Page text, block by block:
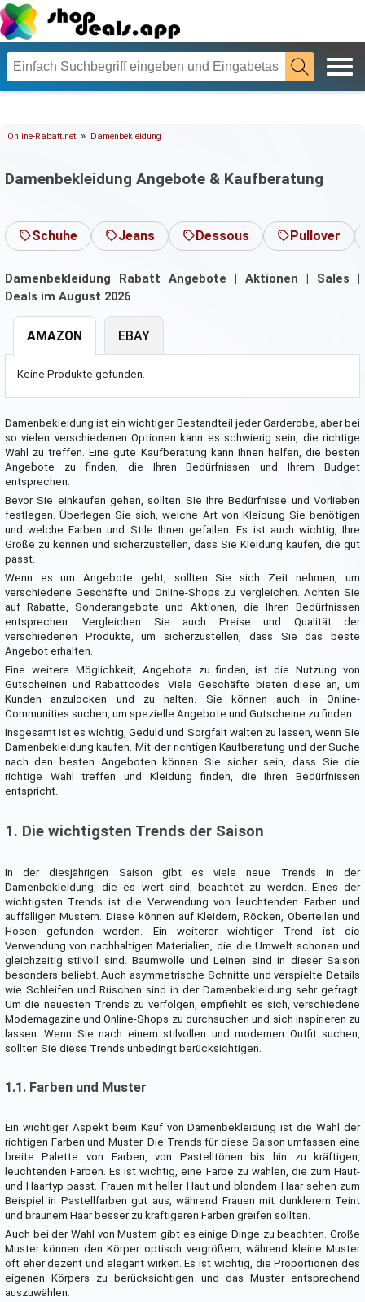
Online-Rabatt.net » Damenbekleidung
Damenbekleidung Angebote & Kaufberatung
Schuhe Jeans Dessous Pullover
Damenbekleidung Rabatt Angebote | Aktionen | Sales |
Deals im August 2026
AMAZON
Keine Produkte gefunden.
EBAY
Damenbekleidung ist ein wichtiger Bestandteil jeder Garderobe, aber bei
so vielen verschiedenen Optionen kann es schwierig sein, die richtige
Wahl zu treffen. Eine gute Kaufberatung kann Ihnen helfen, die besten
Angebote zu finden, die Ihren Bedürfnissen und Ihrem Budget
entsprechen.
Bevor Sie einkaufen gehen, sollten Sie Ihre Bedürfnisse und Vorlieben
festlegen. Überlegen Sie sich, welche Art von Kleidung Sie benötigen
und welche Farben und Stile Ihnen gefallen. Es ist auch wichtig, Ihre
Größe zu kennen und sicherzustellen, dass Sie Kleidung kaufen, die gut
passt.
Wenn es um Angebote geht, sollten Sie sich Zeit nehmen, um
verschiedene Geschäfte und Online-Shops zu vergleichen. Achten Sie
auf Rabatte, Sonderangebote und Aktionen, die Ihren Bedürfnissen
entsprechen. Vergleichen Sie auch Preise und Qualität der
verschiedenen Produkte, um sicherzustellen, dass Sie das beste
Angebot erhalten.
Eine weitere Möglichkeit, Angebote zu finden, ist die Nutzung von
Gutscheinen und Rabattcodes. Viele Geschäfte bieten diese an, um
Kunden anzulocken und zu halten. Sie können auch in Online-
Communities suchen, um spezielle Angebote und Gutscheine zu finden.
Insgesamt ist es wichtig, Geduld und Sorgfalt walten zu lassen, wenn Sie
Damenbekleidung kaufen. Mit der richtigen Kaufberatung und der Suche
nach den besten Angeboten können Sie sicher sein, dass Sie die
richtige Wahl treffen und Kleidung finden, die Ihren Bedürfnissen
entspricht.
1. Die wichtigsten Trends der Saison
In der diesjährigen Saison gibt es viele neue Trends in der
Damenbekleidung, die es wert sind, beachtet zu werden. Eines der
wichtigsten Trends ist die Verwendung von leuchtenden Farben und
auffälligen Mustern. Diese können auf Kleidern, Röcken, Oberteilen und
Hosen gefunden werden. Ein weiterer wichtiger Trend ist die
Verwendung von nachhaltigen Materialien, die die Umwelt schonen und
gleichzeitig stilvoll sind. Baumwolle und Leinen sind in dieser Saison
besonders beliebt. Auch asymmetrische Schnitte und verspielte Details
wie Schleifen und Rüschen sind in der Damenbekleidung sehr gefragt.
Um die neuesten Trends zu verfolgen, empfiehlt es sich, verschiedene
Modemagazine und Online-Shops zu durchsuchen und sich inspirieren zu
lassen. Wenn Sie nach einem stilvollen und modernen Outfit suchen,
sollten Sie diese Trends unbedingt berücksichtigen.
1.1. Farben und Muster
Ein wichtiger Aspekt beim Kauf von Damenbekleidung ist die Wahl der
richtigen Farben und Muster. Die Trends für diese Saison umfassen eine
breite Palette von Farben, von Pastelltönen bis hin zu kräftigen,
leuchtenden Farben. Es ist wichtig, eine Farbe zu wählen, die zum Haut-
und Haartyp passt. Frauen mit heller Haut und blondem Haar sehen zum
Beispiel in Pastellfarben gut aus, während Frauen mit dunklerem Teint
und braunem Haar besser zu kräftigeren Farben greifen sollten.
Auch bei der Wahl von Mustern gibt es einige Dinge zu beachten. Große
Muster können den Körper optisch vergrößern, während kleine Muster
oft eher dezent und elegant wirken. Es ist wichtig, die Proportionen des
eigenen Körpers zu berücksichtigen und das Muster entsprechend
auszuwählen.